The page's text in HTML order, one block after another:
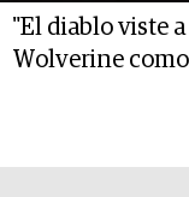
"El diablo viste
Wolverine